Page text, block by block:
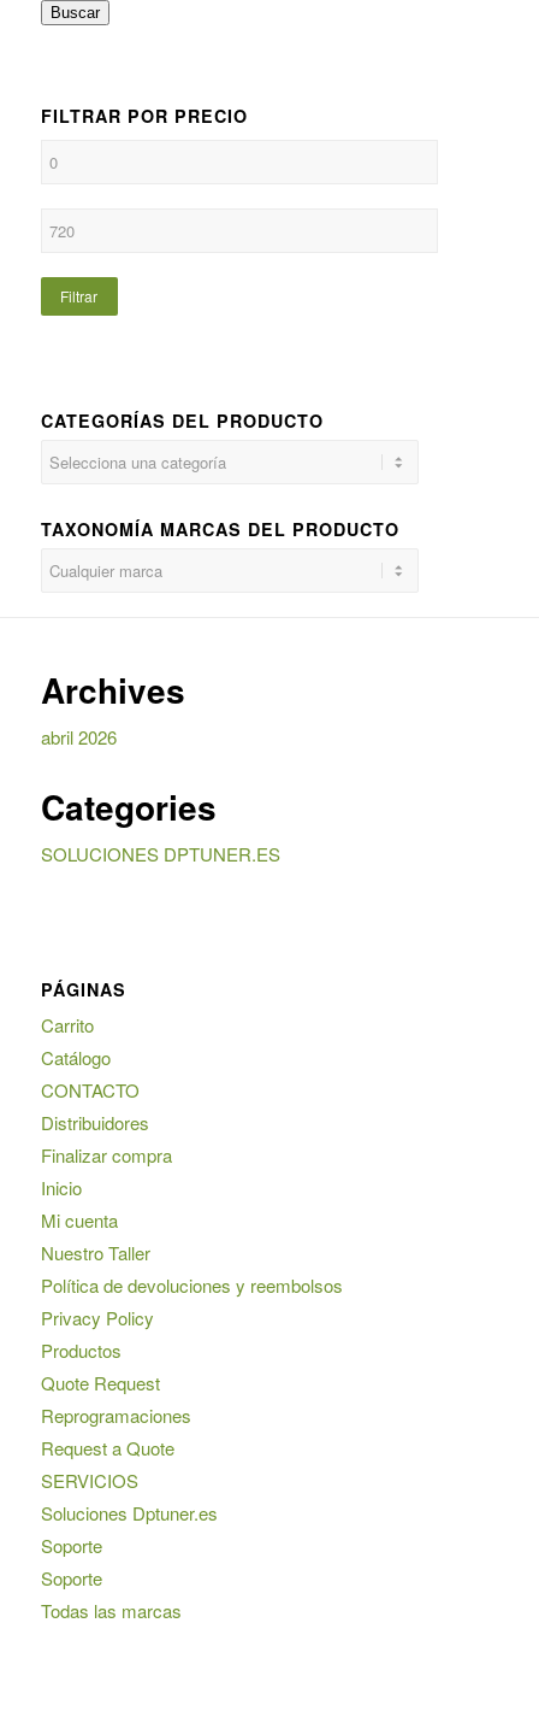
Buscar
FILTRAR POR PRECIO
Filtrar
CATEGORÍAS DEL PRODUCTO
TAXONOMÍA MARCAS DEL PRODUCTO
Archives
abril 2026
Categories
SOLUCIONES DPTUNER.ES
PÁGINAS
Carrito
Catálogo
CONTACTO
Distribuidores
Finalizar compra
Inicio
Mi cuenta
Nuestro Taller
Política de devoluciones y reembolsos
Privacy Policy
Productos
Quote Request
Reprogramaciones
Request a Quote
SERVICIOS
Soluciones Dptuner.es
Soporte
Soporte
Todas las marcas